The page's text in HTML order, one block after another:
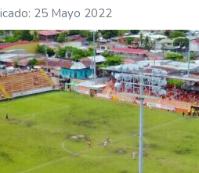
25 Mayo 2022